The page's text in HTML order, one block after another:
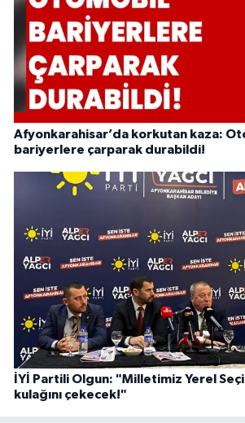
Afyonkarahisar’da korkutan kaza:
bariyerlere çarparak durabildi!
İYİ Partili Olgun: "Milletimiz Yerel
kulağını çekecek!"